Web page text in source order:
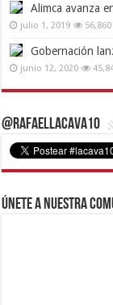
Alimca avanza
julio 1, 2019 56,860
Gobernación
junio 12, 2020
@RafaelLacava10
Únete a nuestra